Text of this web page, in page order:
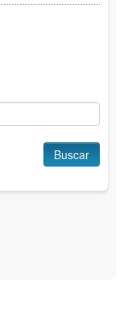
Buscar